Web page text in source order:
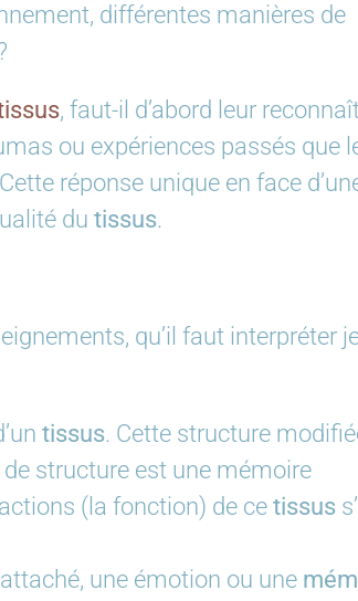
différentes manières de
, faut-il d’abord leur
ou expériences passés que
réponse unique en face
du tissus.
qu’il faut interpréter
tissus. Cette structure
structure est une mémoire
(la fonction) de ce tissus
une émotion ou une